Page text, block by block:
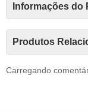
Informações do
Produtos
Carregando